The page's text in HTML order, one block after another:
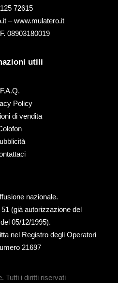
72615‬
–www.mulatero.it
08903180019
utili
F.A.Q.
Policy
di vendita
nazionale.
(già autorizzazione del
05/12/1995).
nel Registro degli Operatori
21697
Tutti i diritti riservati